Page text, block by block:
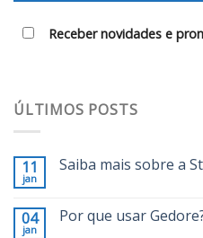
Receber novidades e
ÚLTIMOS POSTS
11
jan
Saiba mais sobre a
04
jan
Por que usar